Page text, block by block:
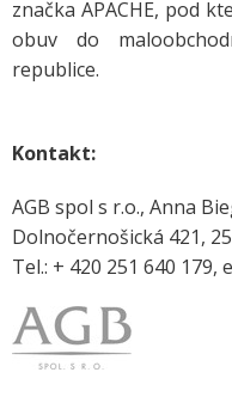
značka APACHE, pod
obuv do
republice.
Kontakt:
AGB spol s r.o., Anna
Dolnočernošická 421,
Tel.: + 420 251 640 179,